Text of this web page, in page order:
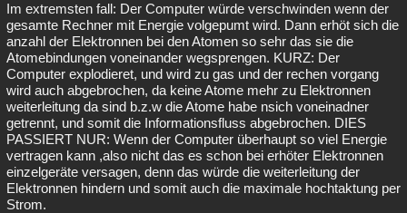
Im extremsten fall: Der Computer würde verschwinden wenn der
gesamte Rechner mit Energie volgepumt wird. Dann erhöt sich die
anzahl der Elektronnen bei den Atomen so sehr das sie die
Atomebindungen voneinander wegsprengen. KURZ: Der
Computer explodieret, und wird zu gas und der rechen vorgang
wird auch abgebrochen, da keine Atome mehr zu Elektronnen
weiterleitung da sind b.z.w die Atome habe nsich voneinadner
getrennt, und somit die Informationsfluss abgebrochen. DIES
PASSIERT NUR: Wenn der Computer überhaupt so viel Energie
vertragen kann ,also nicht das es schon bei erhöter Elektronnen
einzelgeräte versagen, denn das würde die weiterleitung der
Elektronnen hindern und somit auch die maximale hochtaktung per
Strom.